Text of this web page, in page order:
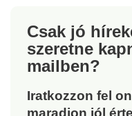
Csak jó
szeretne
mailben?
Iratkozzon fel
maradjon jól